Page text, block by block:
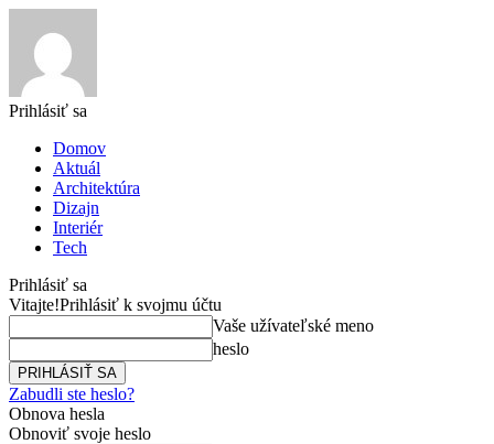
Prihlásiť sa
Domov
Aktuál
Architektúra
Dizajn
Interiér
Tech
Prihlásiť sa
Vitajte!Prihlásiť k svojmu účtu
Vaše užívateľské meno
heslo
Zabudli ste heslo?
Obnova hesla
Obnoviť svoje heslo